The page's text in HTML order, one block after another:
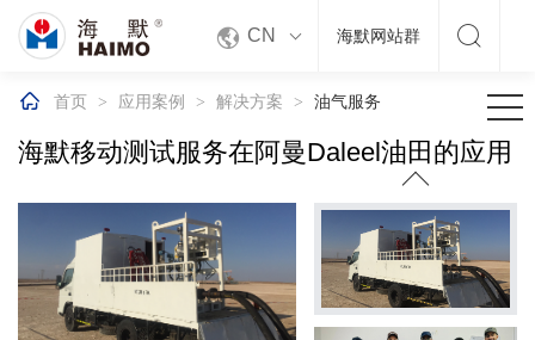
 CN 海默网站群 
 首页 > 应用案例 > 解决方案 > 油气服务
海默移动测试服务在阿曼Daleel油田的应用